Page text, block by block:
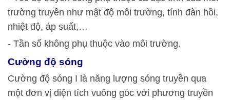
trường truyền như mật độ môi trường, tính đàn hồi,
nhiệt độ, áp suất,…
- Tần số không phụ thuộc vào môi trường.
Cường độ sóng
Cường độ sóng I là năng lượng sóng truyền qua
một đơn vị diện tích vuông góc với phương truyền